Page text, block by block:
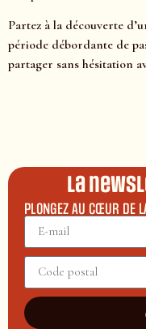
Partez à la découverte
période débordante de
partager sans hésitation
La
PLONGEZ AU CŒUR DE